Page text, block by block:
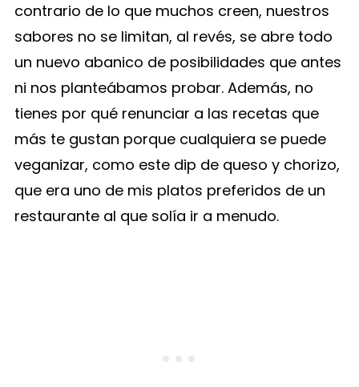
contrario de lo que muchos creen, nuestros
sabores no se limitan, al revés, se abre todo
un nuevo abanico de posibilidades que antes
ni nos planteábamos probar. Además, no
tienes por qué renunciar a las recetas que
más te gustan porque cualquiera se puede
veganizar, como este dip de queso y chorizo,
que era uno de mis platos preferidos de un
restaurante al que solía ir a menudo.